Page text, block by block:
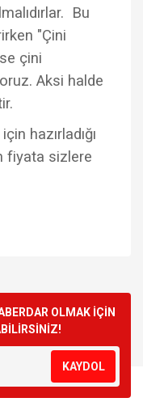
Bu
"Çini
çini
Aksi halde
hazırladığı
fiyata sizlere
OLMAK İÇİN
KAYDOL